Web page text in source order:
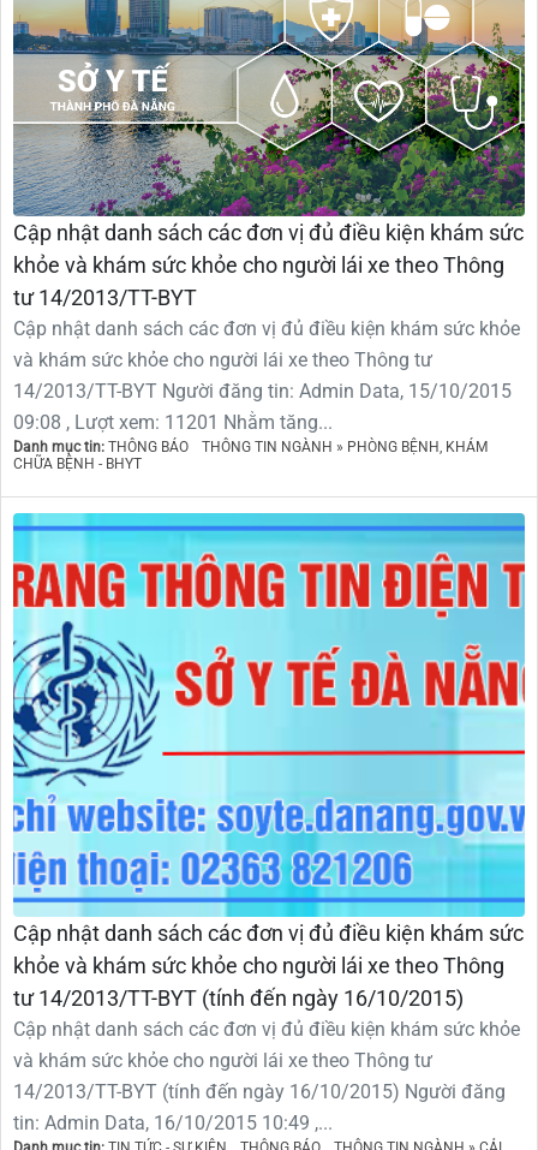
Cập nhật danh sách các đơn vị đủ điều kiện khám sức
khỏe và khám sức khỏe cho người lái xe theo Thông
tư 14/2013/TT-BYT
Cập nhật danh sách các đơn vị đủ điều kiện khám sức khỏe
và khám sức khỏe cho người lái xe theo Thông tư
14/2013/TT-BYT Người đăng tin: Admin Data, 15/10/2015
09:08 , Lượt xem: 11201 Nhằm tăng...
Danh mục tin: THÔNG BÁO
THÔNG TIN NGÀNH » PHÒNG BỆNH, KHÁM
CHỮA BỆNH - BHYT
Cập nhật danh sách các đơn vị đủ điều kiện khám sức
khỏe và khám sức khỏe cho người lái xe theo Thông
tư 14/2013/TT-BYT (tính đến ngày 16/10/2015)
Cập nhật danh sách các đơn vị đủ điều kiện khám sức khỏe
và khám sức khỏe cho người lái xe theo Thông tư
14/2013/TT-BYT (tính đến ngày 16/10/2015) Người đăng
tin: Admin Data, 16/10/2015 10:49 ,...